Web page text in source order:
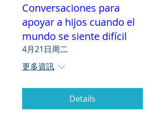
Conversaciones para
apoyar a hijos cuando el
mundo se siente difícil
4月21日周二
更多資訊
Details